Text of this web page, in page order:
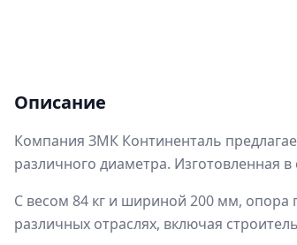
Описание
Компания ЗМК Континенталь
различного диаметра. Изготовленная
С весом 84 кг и шириной 200 мм, опора
различных отраслях, включая